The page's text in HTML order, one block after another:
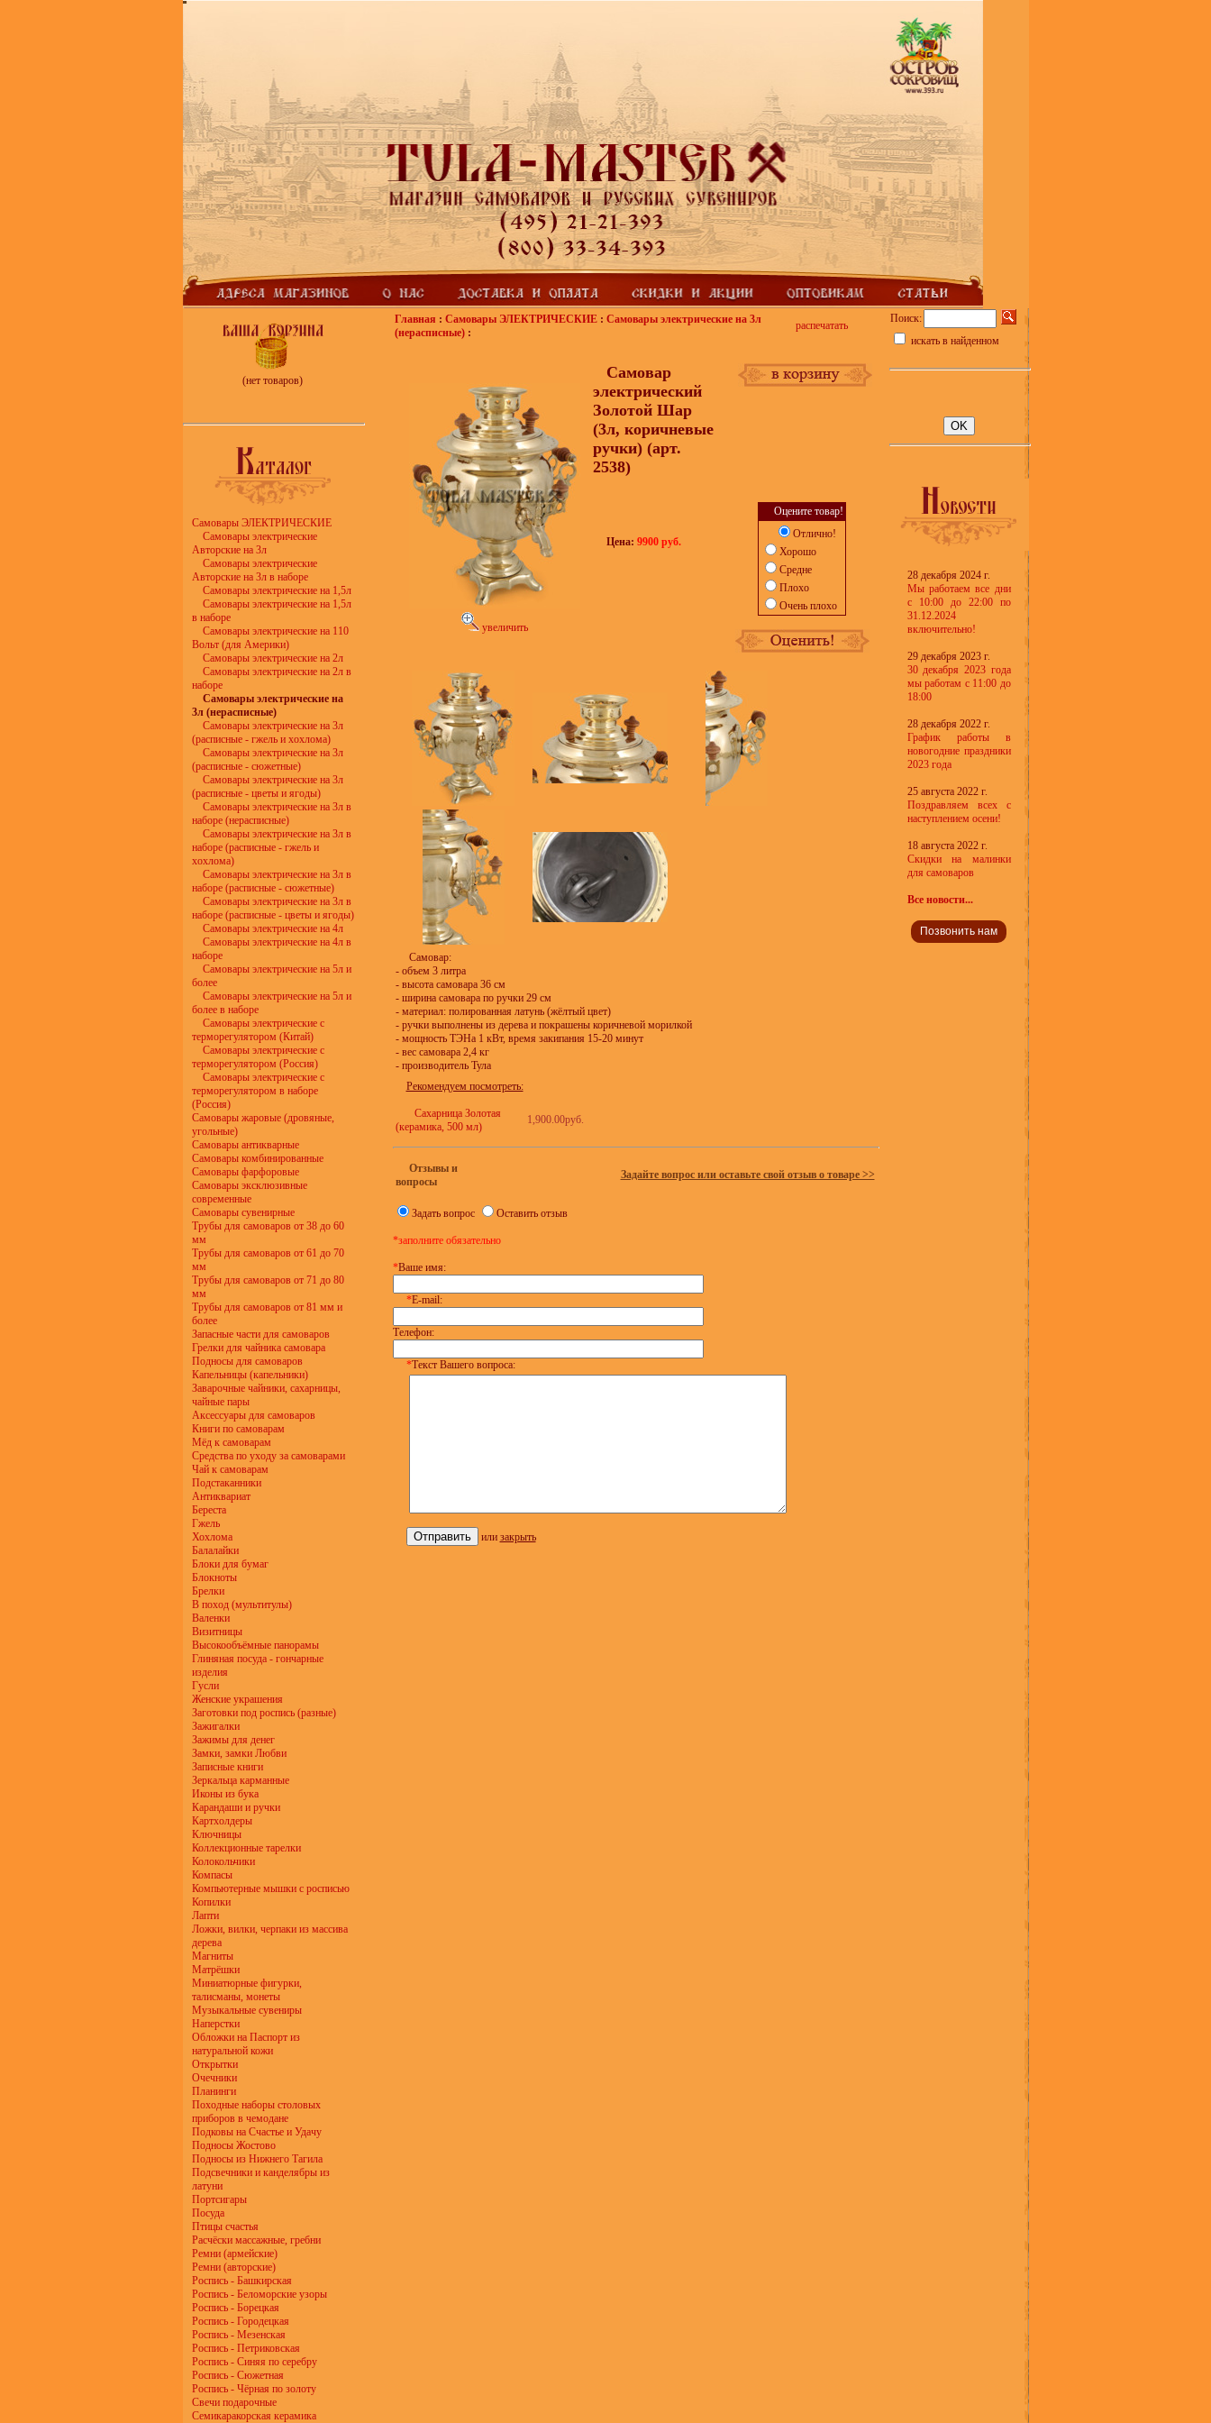
(нет товаров)
Самовары ЭЛЕКТРИЧЕСКИЕ
Самовары электрические
Авторские на 3л
Самовары электрические
Авторские на 3л в наборе
Самовары электрические на 1,5л
Самовары электрические на 1,5л
в наборе
Самовары электрические на 110
Вольт (для Америки)
Самовары электрические на 2л
Самовары электрические на 2л в
наборе
Самовары электрические на
3л (нерасписные)
Самовары электрические на 3л
(расписные - гжель и хохлома)
Самовары электрические на 3л
(расписные - сюжетные)
Самовары электрические на 3л
(расписные - цветы и ягоды)
Самовары электрические на 3л в
наборе (нерасписные)
Самовары электрические на 3л в
наборе (расписные - гжель и
хохлома)
Самовары электрические на 3л в
наборе (расписные - сюжетные)
Самовары электрические на 3л в
наборе (расписные - цветы и ягоды)
Самовары электрические на 4л
Самовары электрические на 4л в
наборе
Самовары электрические на 5л и
более
Самовары электрические на 5л и
более в наборе
Самовары электрические с
терморегулятором (Китай)
Самовары электрические с
терморегулятором (Россия)
Самовары электрические с
терморегулятором в наборе
(Россия)
Самовары жаровые (дровяные,
угольные)
Самовары антикварные
Самовары комбинированные
Самовары фарфоровые
Самовары эксклюзивные
современные
Самовары сувенирные
Трубы для самоваров от 38 до 60
мм
Трубы для самоваров от 61 до 70
мм
Трубы для самоваров от 71 до 80
мм
Трубы для самоваров от 81 мм и
более
Запасные части для самоваров
Грелки для чайника самовара
Подносы для самоваров
Капельницы (капельники)
Заварочные чайники, сахарницы,
чайные пары
Аксессуары для самоваров
Книги по самоварам
Мёд к самоварам
Средства по уходу за самоварами
Чай к самоварам
Подстаканники
Антиквариат
Береста
Гжель
Хохлома
Балалайки
Блоки для бумаг
Блокноты
Брелки
В поход (мультитулы)
Валенки
Визитницы
Высокообъёмные панорамы
Глиняная посуда - гончарные
изделия
Гусли
Женские украшения
Заготовки под роспись (разные)
Зажигалки
Зажимы для денег
Замки, замки Любви
Записные книги
Зеркальца карманные
Иконы из бука
Карандаши и ручки
Картхолдеры
Ключницы
Коллекционные тарелки
Колокольчики
Компасы
Компьютерные мышки с росписью
Копилки
Лапти
Ложки, вилки, черпаки из массива
дерева
Магниты
Матрёшки
Миниатюрные фигурки,
талисманы, монеты
Музыкальные сувениры
Наперстки
Обложки на Паспорт из
натуральной кожи
Открытки
Очечники
Планинги
Походные наборы столовых
приборов в чемодане
Подковы на Счастье и Удачу
Подносы Жостово
Подносы из Нижнего Тагила
Подсвечники и канделябры из
латуни
Портсигары
Посуда
Птицы счастья
Расчёски массажные, гребни
Ремни (армейские)
Ремни (авторские)
Роспись - Башкирская
Роспись - Беломорские узоры
Роспись - Борецкая
Роспись - Городецкая
Роспись - Мезенская
Роспись - Петриковская
Роспись - Синяя по серебру
Роспись - Сюжетная
Роспись - Чёрная по золоту
Свечи подарочные
Семикаракорская керамика
Главная : Самовары ЭЛЕКТРИЧЕСКИЕ: Самовары электрические на 3л
(нерасписные):
распечатать
увеличить
Самовар
электрический
Золотой Шар
(3л, коричневые
ручки) (арт.
2538)
Цена: 9900 руб.
Оцените товар!
Отлично!
Хорошо
Средне
Плохо
Очень плохо
Самовар:
- объем 3 литра
- высота самовара 36 см
- ширина самовара по ручки 29 см
- материал: полированная латунь (жёлтый цвет)
- ручки выполнены из дерева и покрашены коричневой морилкой
- мощность ТЭНа 1 кВт, время закипания 15-20 минут
- вес самовара 2,4 кг
- производитель Тула
Рекомендуем посмотреть:
Сахарница Золотая
(керамика, 500 мл)
1,900.00руб.
Отзывы и
вопросы
Задайте вопрос или оставьте свой отзыв о товаре >>
Задать вопрос Оставить отзыв
*заполните обязательно
*Ваше имя:
*E-mail:
Телефон:
*Текст Вашего вопроса:
или закрыть
Поиск:
искать в найденном
28 декабря 2024 г.
Мы работаем все дни
с 10:00 до 22:00 по
31.12.2024
включительно!
29 декабря 2023 г.
30 декабря 2023 года
мы работам с 11:00 до
18:00
28 декабря 2022 г.
График работы в
новогодние праздники
2023 года
25 августа 2022 г.
Поздравляем всех с
наступлением осени!
18 августа 2022 г.
Скидки на малинки
для самоваров
Все новости...
Позвонить нам